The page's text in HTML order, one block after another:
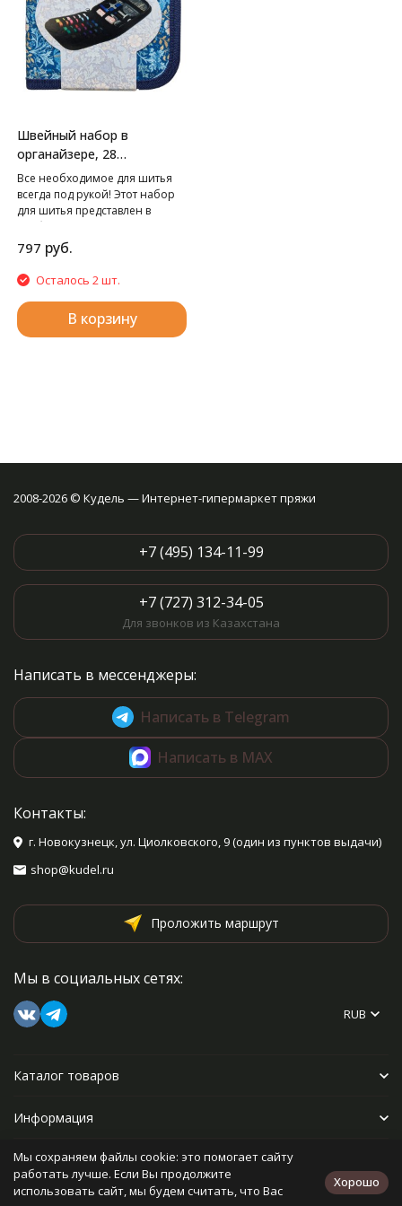
Швейный набор в
органайзере, 28
предметов
Все необходимое для шитья
всегда под рукой! Этот набор
для шитья представлен в
удобном хлопковом чехле с
красивым винтажным принтом
на молнии и включает в себя
основные инструменты и
расходные материалы:
пуговицы (3 шт), булавки с
жемчужными головками (10
шт), металлический наперсток,
797 руб.
Осталось 2 шт.
В корзину
2008-2026 © Кудель — Интернет-гипермаркет пряжи
+7 (495) 134-11-99
+7 (727) 312-34-05
Для звонков из Казахстана
Написать в мессенджеры:
Написать в Telegram
Написать в MAX
Контакты:
г. Новокузнецк, ул. Циолковского, 9 (один из пунктов выдачи)
shop@kudel.ru
Проложить маршрут
Мы в социальных сетях:
RUB
Каталог товаров
Информация
Прочее
Мы сохраняем файлы cookie: это помогает сайту
работать лучше. Если Вы продолжите
использовать сайт, мы будем считать, что Вас
Хорошо